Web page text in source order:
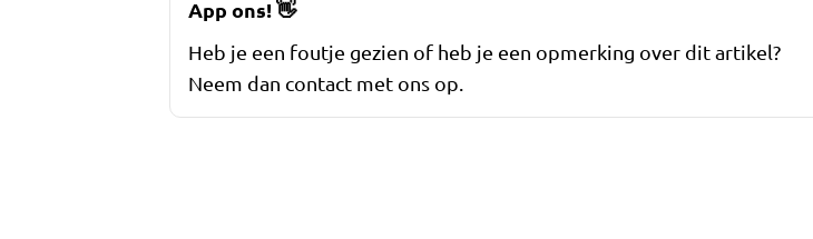
App ons!👋
Heb je een foutje gezien of heb je een opmerking over dit artikel?
Neem dan contact met ons op.